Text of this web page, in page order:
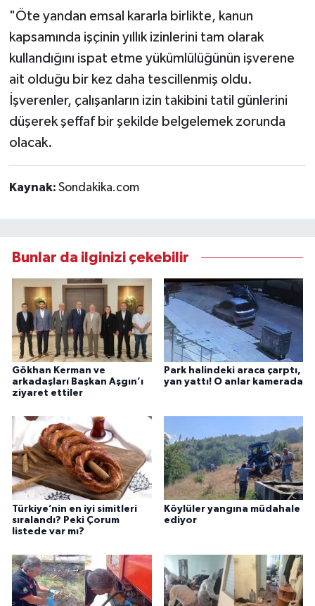
"Öte yandan emsal kararla birlikte, kanun
kapsamında işçinin yıllık izinlerini tam olarak
kullandığını ispat etme yükümlülüğünün işverene
ait olduğu bir kez daha tescillenmiş oldu.
İşverenler, çalışanların izin takibini tatil günlerini
düşerek şeffaf bir şekilde belgelemek zorunda
olacak.
Kaynak: Sondakika.com
Bunlar da ilginizi çekebilir
Gökhan Kerman ve
arkadaşları Başkan Aşgın’ı
ziyaret ettiler
Park halindeki araca çarptı,
yan yattı! O anlar kamerada
Türkiye’nin en iyi simitleri
sıralandı? Peki Çorum
listede var mı?
Köylüler yangına müdahale
ediyor